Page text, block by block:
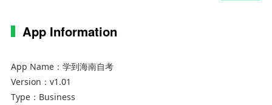
1、直播课程，教师与学生在线互动交流
2、作业练习，满足不同学习需求，支持针对性练
App Information
App Name： 学到海南自考
Version： v1.01
Type： Business